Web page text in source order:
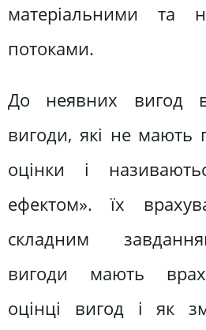
матеріальними та
потоками.
До неявних вигод
вигоди, які не мають
оцінки і
ефектом». їх
складним
вигоди мають
оцінці вигод і як